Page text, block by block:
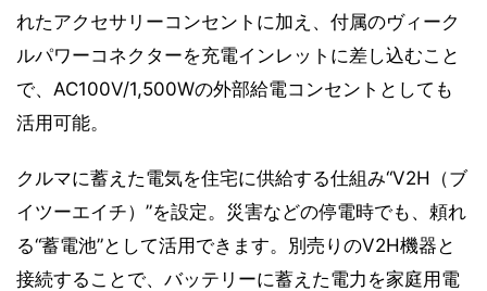
れたアクセサリーコンセントに加え、付属のヴィーク
ルパワーコネクターを充電インレットに差し込むこと
で、AC100V/1,500Wの外部給電コンセントとしても
活用可能。
クルマに蓄えた電気を住宅に供給する仕組み“V2H（ブ
イツーエイチ）”を設定。災害などの停電時でも、頼れ
る“蓄電池”として活用できます。別売りのV2H機器と
接続することで、バッテリーに蓄えた電力を家庭用電